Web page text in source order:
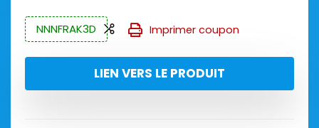
initial
était :
449,00
actuel
est :
299,00
NNNFRAK3D Imprimer coupon
LIEN VERS LE PRODUIT